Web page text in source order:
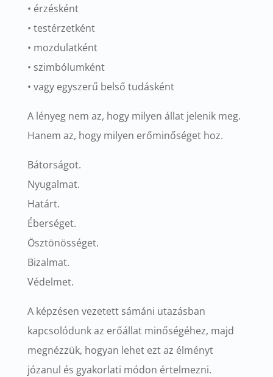
• érzésként
• testérzetként
• mozdulatként
• szimbólumként
• vagy egyszerű belső tudásként
A lényeg nem az, hogy milyen állat jelenik meg.
Hanem az, hogy milyen erőminőséget hoz.
Bátorságot.
Nyugalmat.
Határt.
Éberséget.
Ösztönösséget.
Bizalmat.
Védelmet.
A képzésen vezetett sámáni utazásban
kapcsolódunk az erőállat minőségéhez, majd
megnézzük, hogyan lehet ezt az élményt
józanul és gyakorlati módon értelmezni.